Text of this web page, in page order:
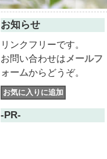
お知らせ
リンクフリーです。
お問い合わせは メールフ
ォームからどうぞ。
-PR-